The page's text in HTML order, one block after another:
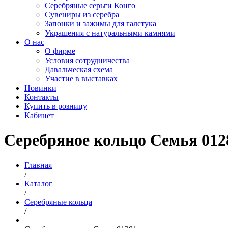
Серебряные серьги Конго
Сувениры из серебра
Запонки и зажимы для галстука
Украшения с натуральными камнями
О нас
О фирме
Условия сотрудничества
Давальческая схема
Участие в выставках
Новинки
Контакты
Купить в розницу
Кабинет
Серебряное кольцо Семья
Главная
/
Каталог
/
Серебряные кольца
/